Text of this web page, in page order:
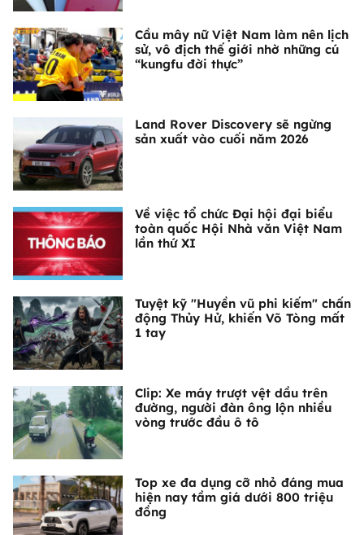
Cầu mây nữ Việt Nam làm nên lịch
sử, vô địch thế giới nhờ những cú
“kungfu đời thực”
Land Rover Discovery sẽ ngừng
sản xuất vào cuối năm 2026
Về việc tổ chức Đại hội đại biểu
toàn quốc Hội Nhà văn Việt Nam
lần thứ XI
Tuyệt kỹ "Huyền vũ phi kiếm" chấn
động Thủy Hử, khiến Võ Tòng mất
1 tay
Clip: Xe máy trượt vệt dầu trên
đường, người đàn ông lộn nhiều
vòng trước đầu ô tô
Top xe đa dụng cỡ nhỏ đáng mua
hiện nay tầm giá dưới 800 triệu
đồng